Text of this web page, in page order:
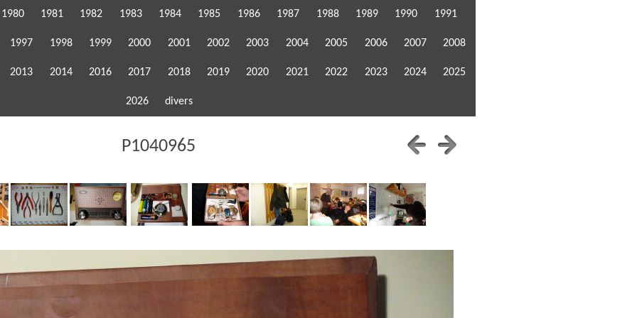
1980 1981 1982 1983 1984 1985 1986 1987 1988 1989 1990 1991
1997 1998 1999 2000 2001 2002 2003 2004 2005 2006 2007 2008
2013 2014 2016 2017 2018 2019 2020 2021 2022 2023 2024 2025
2026 divers
P1040965